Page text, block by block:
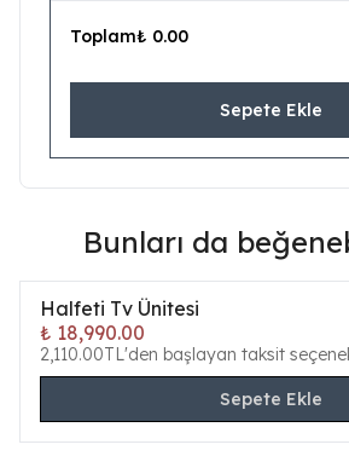
Toplam₺ 0.00
Sepete Ekle
Bunları da
Halfeti Tv Ünitesi
₺ 18,990.00
2,110.00TL'den başlayan taksit
Sepete Ekle